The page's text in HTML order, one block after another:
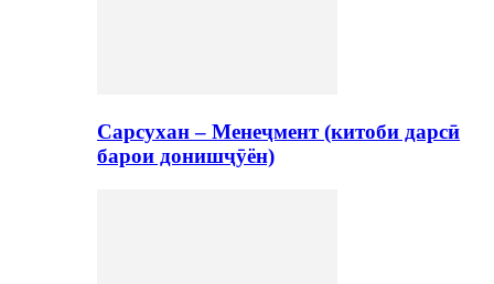
Сарсухан – Менеҷмент (китоби дарсӣ
барои донишҷӯён)